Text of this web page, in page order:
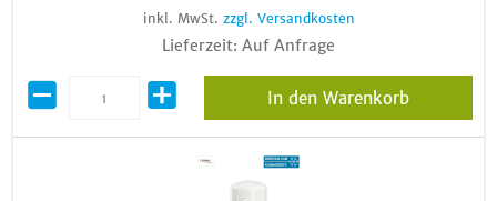
inkl. MwSt. zzgl. Versandkosten
Lieferzeit: Auf Anfrage
In den Warenkorb